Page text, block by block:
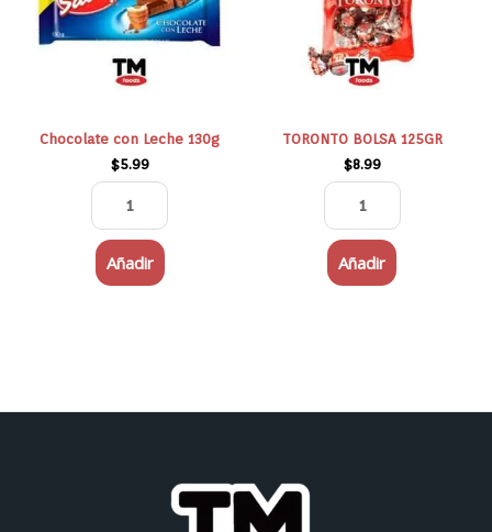
Chocolate con Leche 130g
$5.99
cantidad
Añadir
TORONTO BOLSA 125GR
$8.99
Añadir